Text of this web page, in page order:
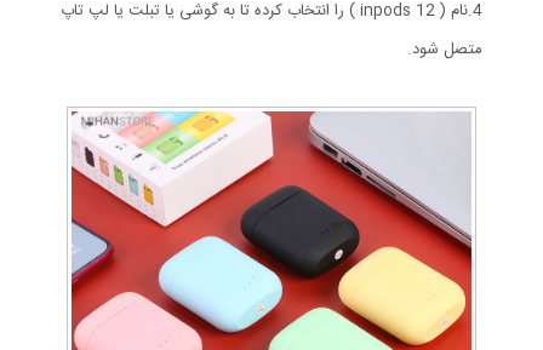
4.نام ( inpods 12 ) را انتخاب کرده تا به گوشی یا تبلت یا لپ تاپ
متصل شود.